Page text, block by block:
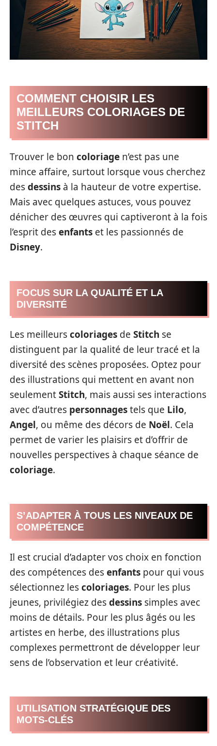
COMMENT CHOISIR LES
MEILLEURS COLORIAGES DE
STITCH
Trouver le bon coloriage n’est pas une
mince affaire, surtout lorsque vous cherchez
desdessins à la hauteur de votre expertise.
Mais avec quelques astuces, vous pouvez
dénicher des œuvres qui captiveront à la fois
l’esprit desenfants et les passionnés de
Disney.
FOCUS SUR LA QUALITÉ ET LA
DIVERSITÉ
Les meilleurscoloriages de Stitch se
distinguent par la qualité de leur tracé et la
diversité des scènes proposées. Optez pour
des illustrations qui mettent en avant non
seulementStitch, mais aussi ses interactions
avec d’autres personnagestels que Lilo,
Angel, ou même des décors de Noël. Cela
permet de varier les plaisirs et d’offrir de
nouvelles perspectives à chaque séance de
coloriage.
S’ADAPTER À TOUS LES NIVEAUX DE
COMPÉTENCE
Il est crucial d’adapter vos choix en fonction
des compétences desenfants pour qui vous
sélectionnez lescoloriages. Pour les plus
jeunes, privilégiez desdessins simples avec
moins de détails. Pour les plus âgés ou les
artistes en herbe, des illustrations plus
complexes permettront de développer leur
sens de l’observation et leur créativité.
UTILISATION STRATÉGIQUE DES
MOTS-CLÉS